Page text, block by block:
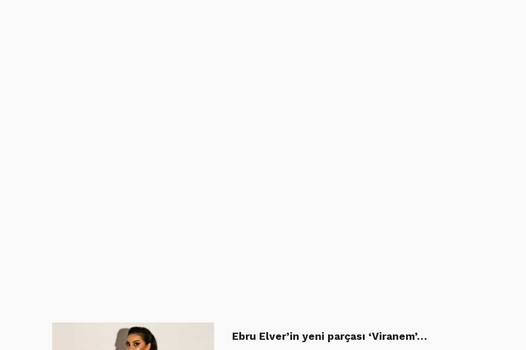
Ebru Elver’in yeni parçası ‘Viranem’…